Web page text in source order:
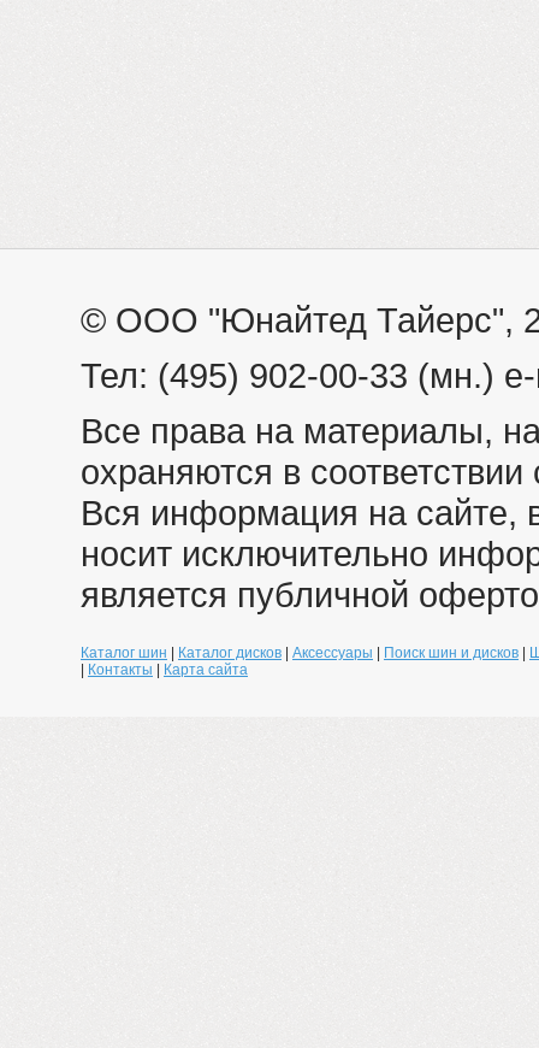
© ООО "Юнайтед Тайерс",
Тел: (495) 902-00-33 (мн.)
Все права на материалы,
охраняются в
Вся информация на сайте,
носит исключительно
является публичной
Каталог шин Каталог дисков Аксессуары Поиск шин и дисков
Контакты Карта сайта